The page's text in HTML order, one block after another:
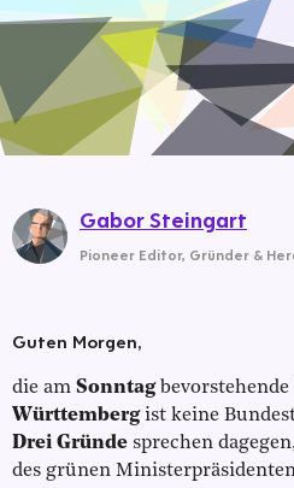
Guten Morgen,
die am Sonntagbevorstehende
Württembergist keine
Drei Gründe sprechen
des grünen
Gabor Steingart
Pioneer Editor, Gründer &